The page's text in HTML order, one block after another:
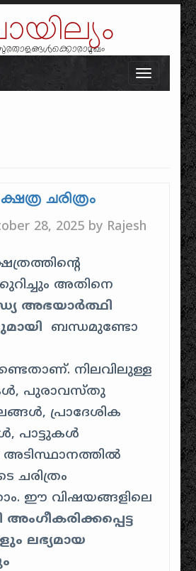
Toggle
ചരിത്രം
28, 2025 by Rajesh
അതിനെ
അഭയാർത്ഥി
ബന്ധമുണ്ടോ
നിലവിലുള്ള
പുരാവസ്തു
പ്രാദേശിക
പാട്ടുകൾ
ചരിത്രം
ഈ വിഷയങ്ങളിലെ
ലഭ്യമായ